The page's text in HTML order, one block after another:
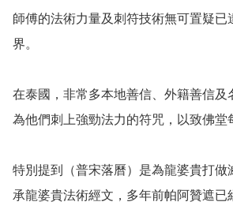
師傅的法術力量及刺符技術無可置疑已
界。
在泰國，非常多本地善信、外籍善信及
為他們刺上強勁法力的符咒，以致佛堂
特別提到（普宋落曆）是為龍婆貴打做
承龍婆貴法術經文，多年前帕阿贊遮已